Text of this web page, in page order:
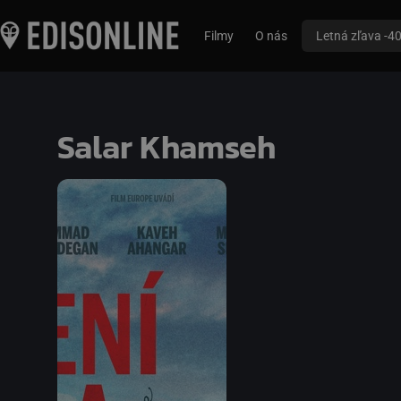
Filmy O nás Letná zľava -
Salar Khamseh